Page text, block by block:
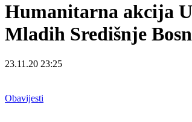
Humanitarna akcija
Mladih Središnje
23.11.20 23:25
Obavijesti